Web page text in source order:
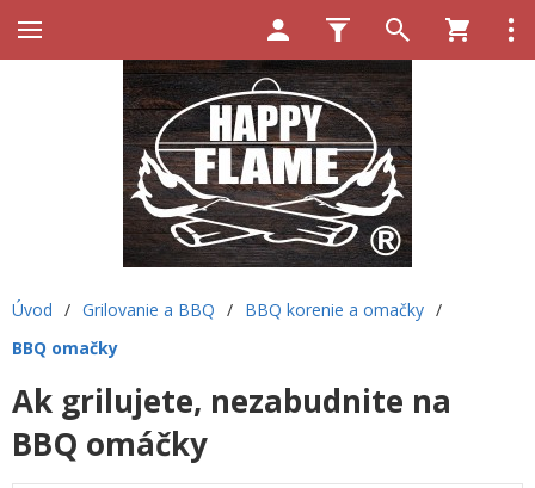
Úvod / Grilovanie a BBQ / BBQ korenie a omačky /
BBQ omačky
Ak grilujete, nezabudnite na
BBQ omáčky